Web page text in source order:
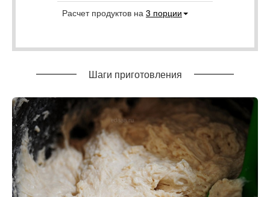
Расчет продуктов на 3 порции
Шаги приготовления